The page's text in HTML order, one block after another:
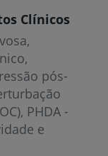
Clínicos
pós-
PHDA -
e